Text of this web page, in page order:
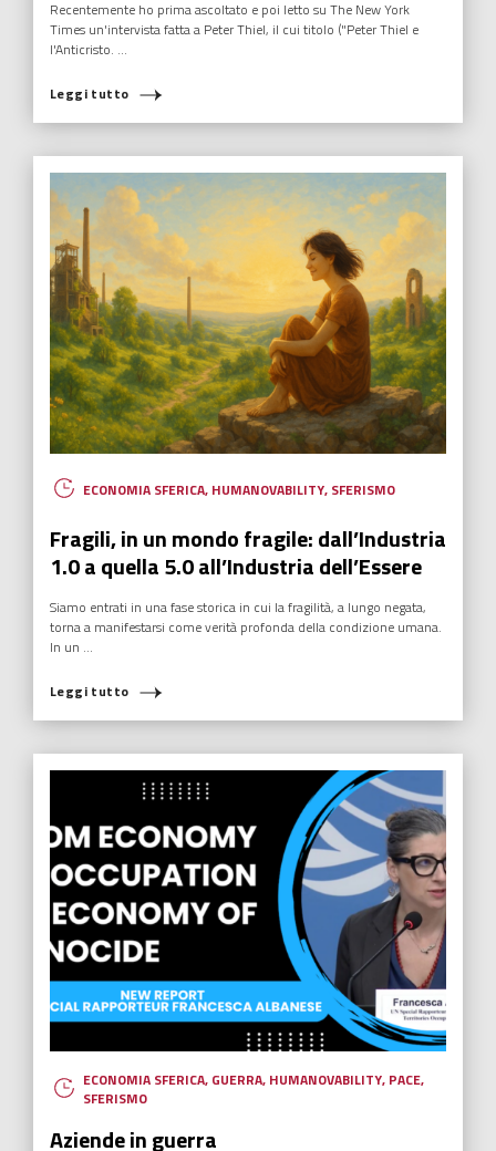
Recentemente ho prima ascoltato e poi letto su The New York
Times un'intervista fatta a Peter Thiel, il cui titolo ("Peter Thiel e
l'Anticristo. ...
Leggi tutto
ECONOMIA SFERICA, HUMANOVABILITY, SFERISMO
Fragili, in un mondo fragile: dall’Industria
1.0 a quella 5.0 all’Industria dell’Essere
Siamo entrati in una fase storica in cui la fragilità, a lungo negata,
torna a manifestarsi come verità profonda della condizione umana.
In un ...
Leggi tutto
ECONOMIA SFERICA, GUERRA, HUMANOVABILITY, PACE,
SFERISMO
Aziende in guerra